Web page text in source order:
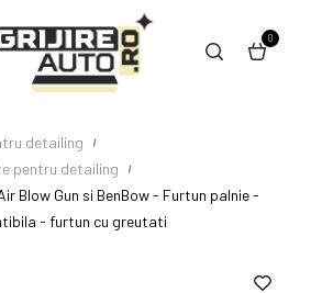
0
detailing
pentru detailing
Blow Gun si BenBow - Furtun palnie -
- furtun cu greutati